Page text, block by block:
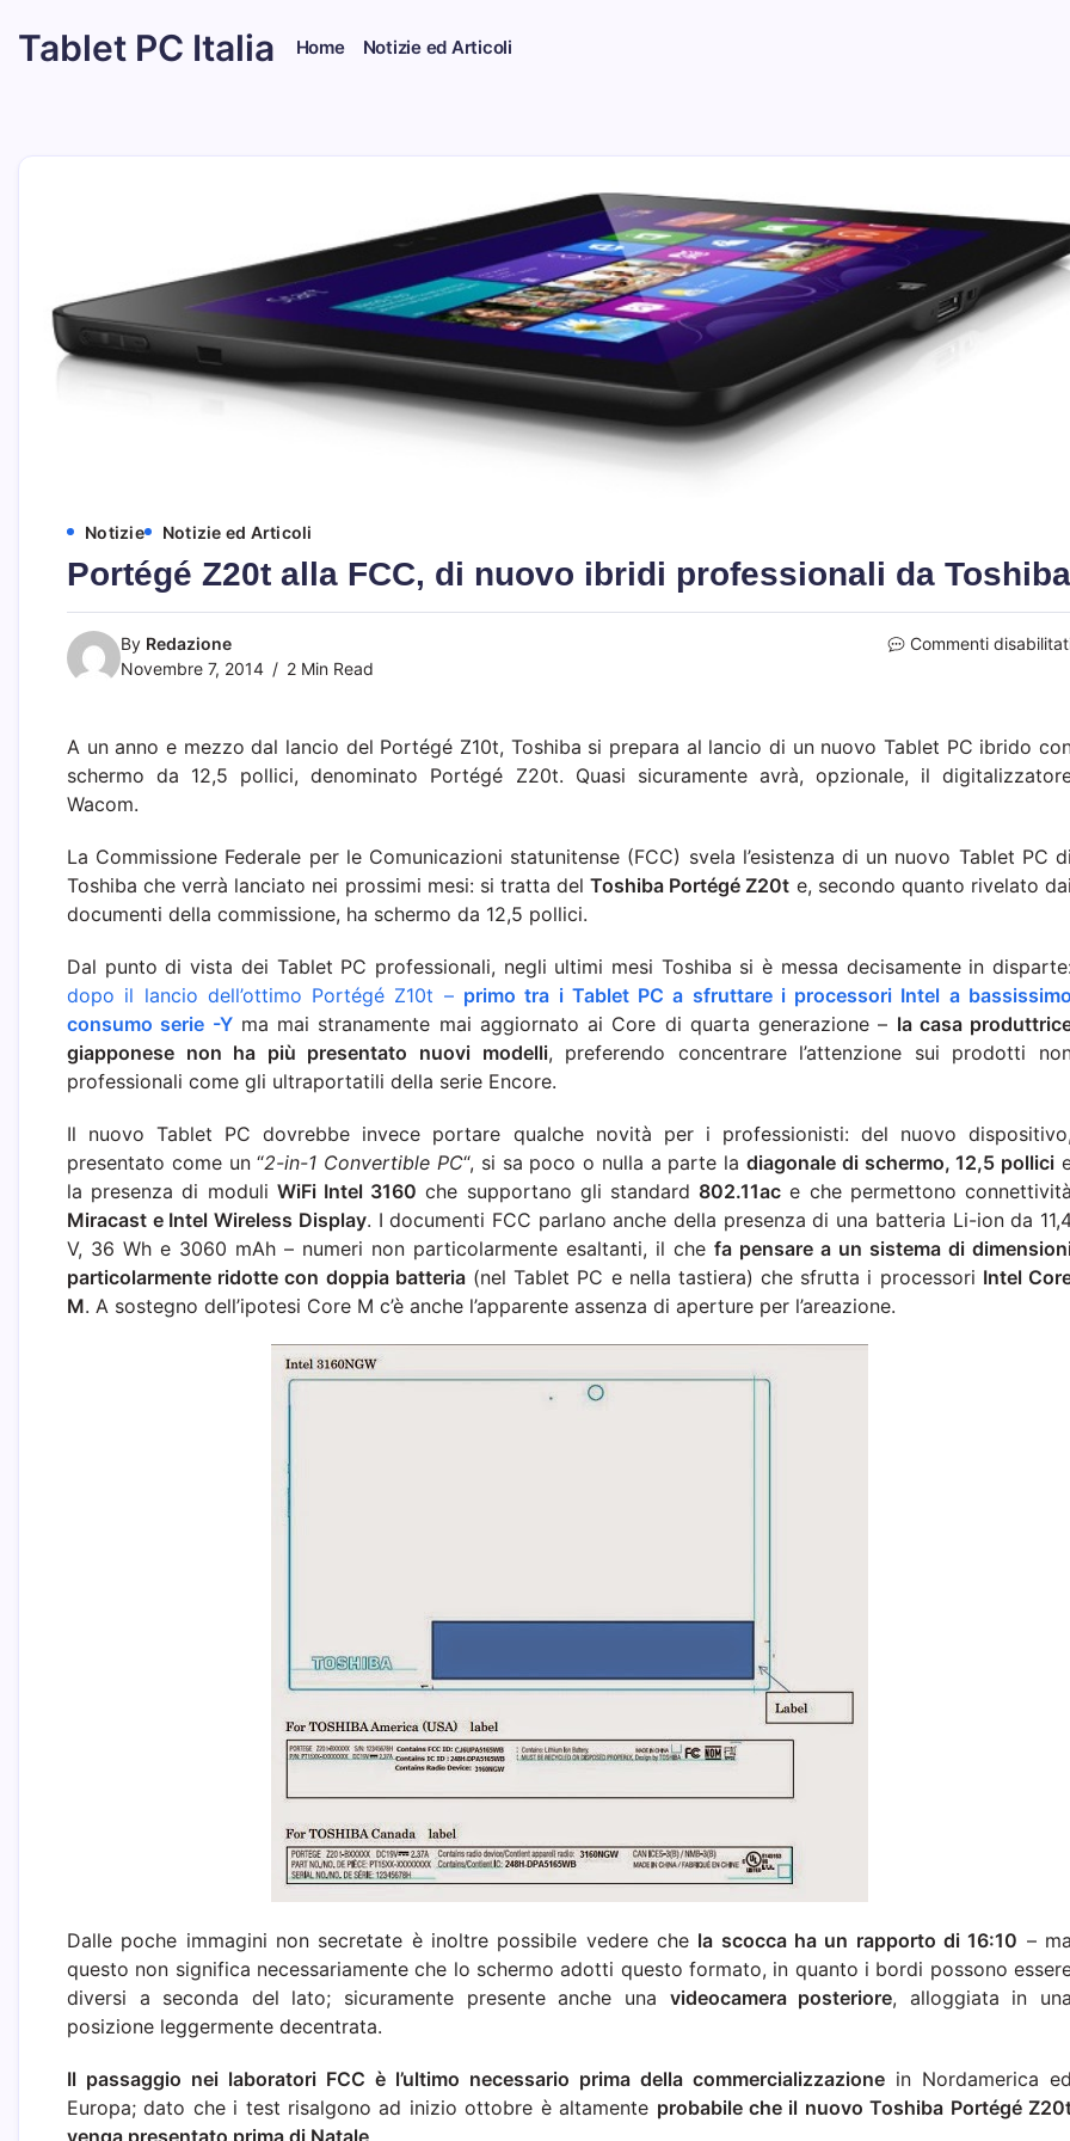
content
Tablet PC Italia Home Notizie ed Articoli
Notizie Notizie ed Articoli
Portégé Z20t alla FCC, di nuovo ibridi professionali da Toshiba
By Redazione
Novembre 7, 2014
2 Min Read
Commenti
A un anno e mezzo dal lancio del Portégé Z10t, Toshiba si prepara al lancio di un nuovo Tablet PC ibrido
schermo da 12,5 pollici, denominato Portégé Z20t. Quasi sicuramente avrà, opzionale, il
Wacom.
La Commissione Federale per le Comunicazioni statunitense (FCC) svela l’esistenza di un nuovo Tablet PC di
Toshiba che verrà lanciato nei prossimi mesi: si tratta delToshiba Portégé Z20t e, secondo quanto rivelato dai
documenti della commissione, ha schermo da 12,5 pollici.
Dal punto di vista dei Tablet PC professionali, negli ultimi mesi Toshiba si è messa decisamente in
dopo il lancio dell’ottimo Portégé Z10t – primo tra i Tablet PC a sfruttare i processori Intel a bassissimo
consumo serie -Yma mai stranamente mai aggiornato ai Core di quarta generazione – la casa
giapponese non ha più presentato nuovi modelli, preferendo concentrare l’attenzione sui prodotti
professionali come gli ultraportatili della serie Encore.
Il nuovo Tablet PC dovrebbe invece portare qualche novità per i professionisti: del nuovo dispositivo,
presentato come un “2-in-1 Convertible PC“, si sa poco o nulla a parte ladiagonale di schermo, 12,5 pollici
la presenza di moduli WiFi Intel 3160 che supportano gli standard 802.11ac e che permettono connettività
Miracast e Intel Wireless Display. I documenti FCC parlano anche della presenza di una batteria Li-ion da
V, 36 Wh e 3060 mAh – numeri non particolarmente esaltanti, il che fa pensare a un sistema di
particolarmente ridotte con doppia batteria(nel Tablet PC e nella tastiera) che sfrutta i processori Intel
M. A sostegno dell’ipotesi Core M c’è anche l’apparente assenza di aperture per l’areazione.
Dalle poche immagini non secretate è inoltre possibile vedere che la scocca ha un rapporto di 16:10 – ma
questo non significa necessariamente che lo schermo adotti questo formato, in quanto i bordi possono
diversi a seconda del lato; sicuramente presente anche una videocamera posteriore, alloggiata in una
posizione leggermente decentrata.
Il passaggio nei laboratori FCC è l’ultimo necessario prima della commercializzazione in Nordamerica ed
Europa; dato che i test risalgono ad inizio ottobre è altamente probabile che il nuovo Toshiba Portégé
venga presentato prima di Natale